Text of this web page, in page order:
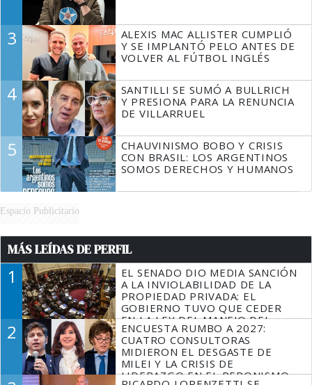
3
ALEXIS MAC ALLISTER CUMPLIÓ
Y SE IMPLANTÓ PELO ANTES DE
VOLVER AL FÚTBOL INGLÉS
4
SANTILLI SE SUMÓ A BULLRICH
Y PRESIONA PARA LA RENUNCIA
DE VILLARRUEL
5
CHAUVINISMO BOBO Y CRISIS
CON BRASIL: LOS ARGENTINOS
SOMOS DERECHOS Y HUMANOS
Espacio Publicitario
MÁS LEÍDAS DE PERFIL
1
EL SENADO DIO MEDIA SANCIÓN
A LA INVIOLABILIDAD DE LA
PROPIEDAD PRIVADA: EL
GOBIERNO TUVO QUE CEDER
EN LA LEY DEL MANEJO DEL
FUEGO
2
ENCUESTA RUMBO A 2027:
CUATRO CONSULTORAS
MIDIERON EL DESGASTE DE
MILEI Y LA CRISIS DE
LIDERAZGO EN EL PERONISMO